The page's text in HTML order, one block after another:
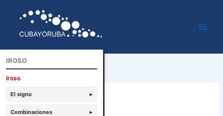
contenido
IROSO
Iroso
El signo ▸
Combinaciones ▸